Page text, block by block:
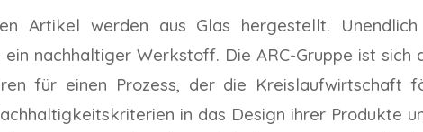
Artikel werden aus Glas hergestellt.
nachhaltiger Werkstoff. Die ARC-Gruppe ist
für einen Prozess, der die Kreislaufwirtschaft
in das Design ihrer Produkte